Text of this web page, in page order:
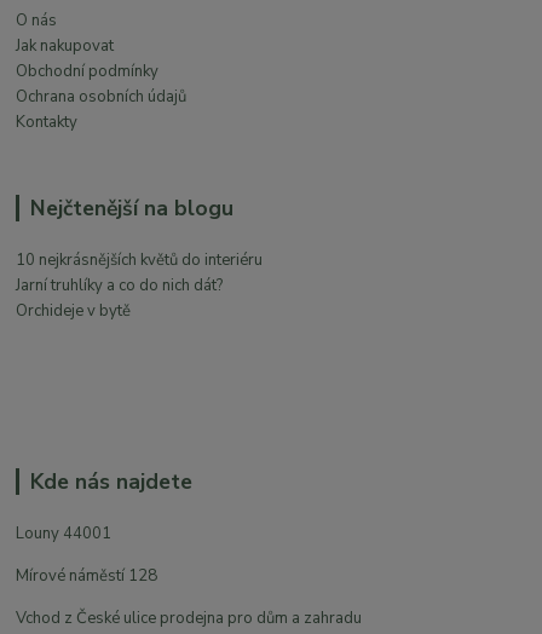
O nás
Jak nakupovat
Obchodní podmínky
Ochrana osobních údajů
Kontakty
Nejčtenější na blogu
10 nejkrásnějších květů do interiéru
Jarní truhlíky a co do nich dát?
Orchideje v bytě
Kde nás najdete
Louny 44001
Mírové náměstí 128
Vchod z České ulice prodejna pro dům a zahradu